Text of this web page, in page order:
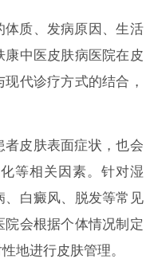
体质、发病原因、生活
中医皮肤病医院在皮
代诊疗方式的结合，
皮肤表面症状，也会
等相关因素。针对湿
、白癜风、脱发等常见
会根据个体情况制定
地进行皮肤管理。